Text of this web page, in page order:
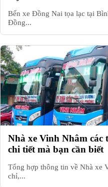
Bến xe Đồng Nai tọa lạc tại
Đồng...
Nhà xe Vinh Nhâm
chi tiết mà bạn cần biết
Tổng hợp thông tin về Nhà xe
chỉ,...